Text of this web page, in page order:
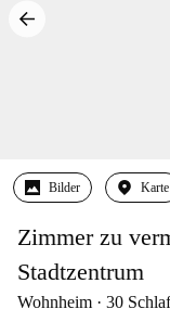
Bilder Karte
Zimmer zu
Stadtzentrum
Wohnheim 30